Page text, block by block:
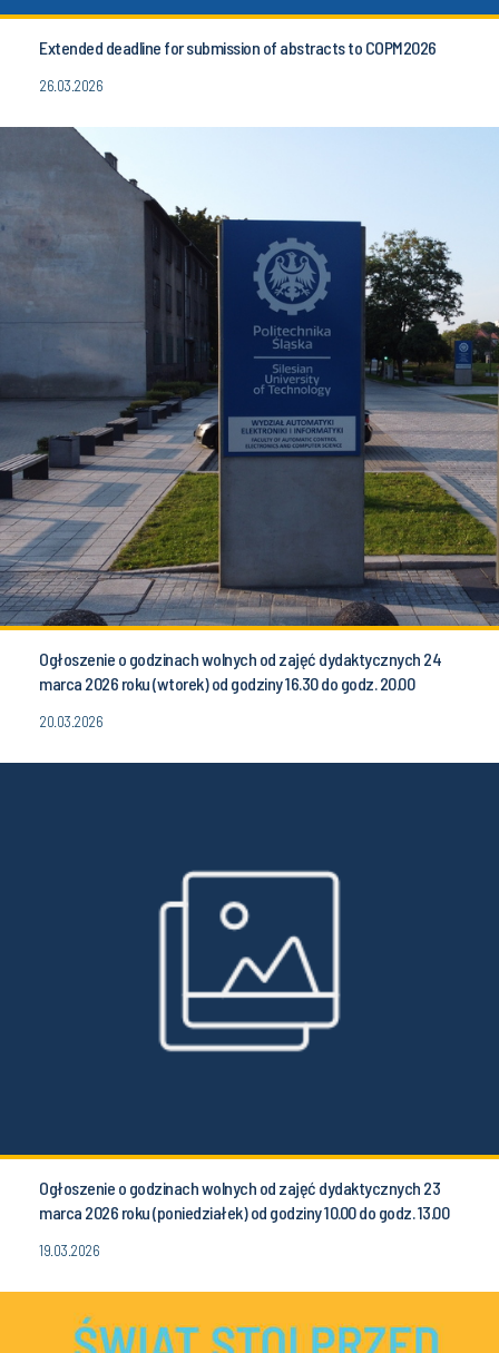
Extended deadline for submission of abstracts to COPM2026
26.03.2026
Ogłoszenie o godzinach wolnych od zajęć dydaktycznych 24
marca 2026 roku (wtorek) od godziny 16.30 do godz. 20.00
20.03.2026
Ogłoszenie o godzinach wolnych od zajęć dydaktycznych 23
marca 2026 roku (poniedziałek) od godziny 10.00 do godz. 13.00
19.03.2026